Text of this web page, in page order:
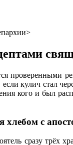
проверенными
кулич стал
кого и был
с
сразу трёх